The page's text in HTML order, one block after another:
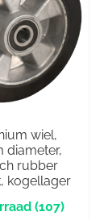
wiel,
diameter,
rubber
kogellager
(107)